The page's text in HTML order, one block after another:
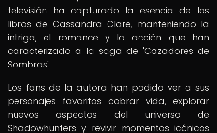
televisión ha capturado la esencia de los
libros de Cassandra Clare, manteniendo la
intriga, el romance y la acción que han
caracterizado a la saga de 'Cazadores de
Sombras'.
Los fans de la autora han podido ver a sus
personajes favoritos cobrar vida, explorar
nuevos aspectos del universo de
Shadowhunters y revivir momentos icónicos